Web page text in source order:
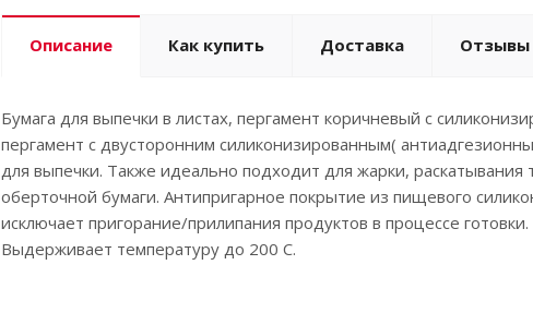
Описание Как купить Доставка Отзывы
Бумага для выпечки в листах, пергамент коричневый с
пергамент с двусторонним силиконизированным(
для выпечки. Также идеально подходит для жарки, раскатывания
оберточной бумаги. Антипригарное покрытие из пищевого
исключает пригорание/прилипания продуктов в процессе
Выдерживает температуру до 200 С.